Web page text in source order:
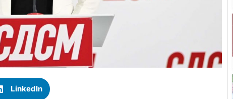
LinkedIn